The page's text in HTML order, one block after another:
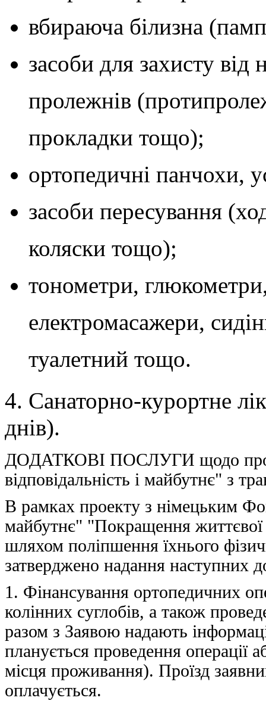
вбираюча білизна
засоби для захисту
пролежнів
прокладки тощо);
ортопедичні панчохи,
засоби пересування
коляски тощо);
тонометри,
електромасажери,
туалетний тощо.
4. Санаторно-курортне
днів).
ДОДАТКОВІ ПОСЛУГИ щодо
відповідальність і майбутнє" з
В рамках проекту з німецьким
майбутнє" "Покращення життєвої
шляхом поліпшення їхнього
затверджено надання наступних
1. Фінансування ортопедичних
колінних суглобів, а також
разом з Заявою надають
планується проведення операції
місця проживання). Проїзд
оплачується.